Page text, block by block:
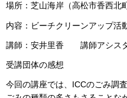
場所：芝山海岸（高松市香西北
内容：ビーチクリーンアップ活
講師：安井里香 講師アシスタ
受講団体の感想
今回の講座では、ICCのごみ調